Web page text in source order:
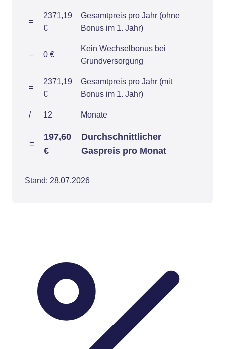
=
2371,19
€
Gesamtpreis pro Jahr (ohne
Bonus im 1. Jahr)
– 0 €
Kein Wechselbonus bei
Grundversorgung
=
2371,19
€
Gesamtpreis pro Jahr (mit
Bonus im 1. Jahr)
/ 12 Monate
=
197,60
€
Durchschnittlicher
Gaspreis pro Monat
Stand: 28.07.2026